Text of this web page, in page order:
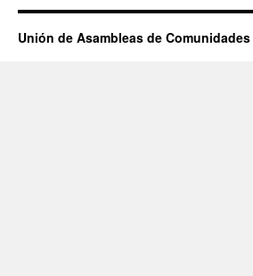
Unión de Asambleas de Comunidades